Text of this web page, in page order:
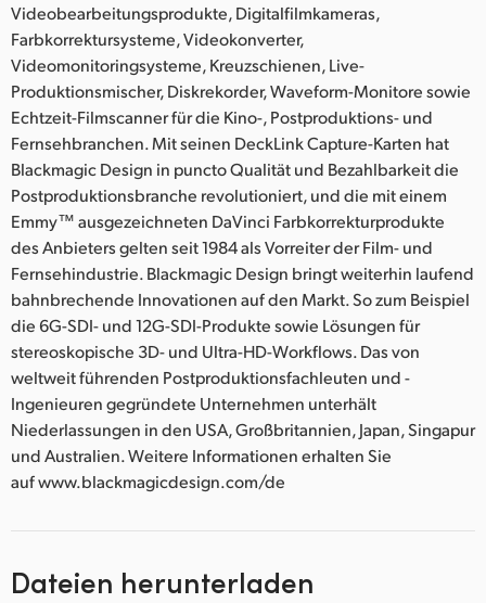
Videobearbeitungsprodukte, Digitalfilmkameras,
Farbkorrektursysteme, Videokonverter,
Videomonitoringsysteme, Kreuzschienen, Live-
Produktionsmischer, Diskrekorder, Waveform-Monitore sowie
Echtzeit-Filmscanner für die Kino-, Postproduktions- und
Fernsehbranchen. Mit seinen DeckLink Capture-Karten hat
Blackmagic Design in puncto Qualität und Bezahlbarkeit die
Postproduktionsbranche revolutioniert, und die mit einem
Emmy™ ausgezeichneten DaVinci Farbkorrekturprodukte
des Anbieters gelten seit 1984 als Vorreiter der Film- und
Fernsehindustrie. Blackmagic Design bringt weiterhin laufend
bahnbrechende Innovationen auf den Markt. So zum Beispiel
die 6G-SDI- und 12G-SDI-Produkte sowie Lösungen für
stereoskopische 3D- und Ultra-HD-Workflows. Das von
weltweit führenden Postproduktionsfachleuten und -
Ingenieuren gegründete Unternehmen unterhält
Niederlassungen in den USA, Großbritannien, Japan, Singapur
und Australien. Weitere Informationen erhalten Sie
auf www.blackmagicdesign.com/de
Dateien herunterladen